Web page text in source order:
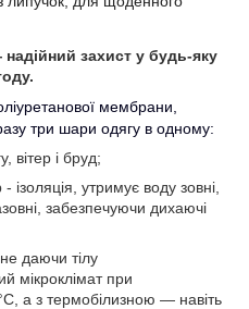
захист у будь-яку
мембрани,
три шари одягу в одному:
вітер і бруд;
- ізоляція, утримує воду зовні,
забезпечуючи дихаючі
даючи тілу
мікроклімат при
а з термобілизною — навіть